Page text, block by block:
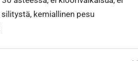
kemiallinen pesu